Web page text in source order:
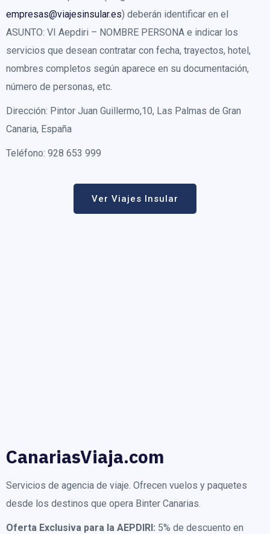
empresas@viajesinsular.es) deberán identificar en el
ASUNTO: VI Aepdiri – NOMBRE PERSONA e indicar los
servicios que desean contratar con fecha, trayectos, hotel,
nombres completos según aparece en su documentación,
número de personas, etc.
Dirección: Pintor Juan Guillermo,10, Las Palmas de Gran
Canaria, España
Teléfono: 928 653 999
Ver Viajes Insular
CanariasViaja.com
Servicios de agencia de viaje. Ofrecen vuelos y paquetes
desde los destinos que opera Binter Canarias.
Oferta Exclusiva para la AEPDIRI: 5% de descuento en